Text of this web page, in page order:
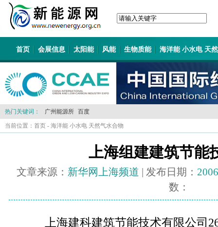
首页 会展信息 太阳能 风能 生物质能 海洋能 小水电 天
热门关键词： 广州能源所 百度
当前位置： 首页 - 海洋能 小水电 天然气水合物
上海组建建筑节能
文章来源： 新华网上海频道 | 发布日期：
数：
上海建科建筑节能技术有限公司